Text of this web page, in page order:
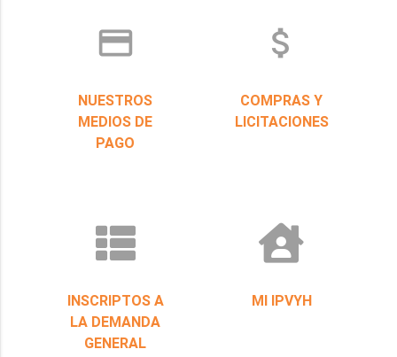
credit_card
NUESTROS
MEDIOS DE
PAGO
attach_money
COMPRAS Y
LICITACIONES
INSCRIPTOS A
LA DEMANDA
GENERAL
MI IPVYH